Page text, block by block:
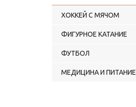
ХОККЕЙ С МЯЧОМ
ФИГУРНОЕ КАТАНИЕ
ФУТБОЛ
МЕДИЦИНА И ПИТАНИЕ